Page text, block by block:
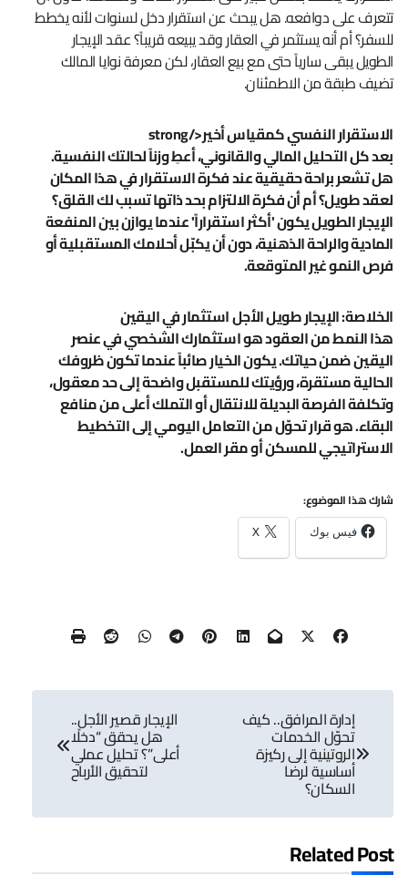
تتعرف على دوافعه. هل يبحث عن استقرار دخل لسنوات لأنه يخطط
للسفر؟ أم أنه يستثمر في العقار وقد يبيعه قريباً؟ عقد الإيجار
الطويل يبقى سارياً حتى مع بيع العقار، لكن معرفة نوايا المالك
تضيف طبقة من الاطمئنان.
الاستقرار النفسي كمقياس أخير</strong
بعد كل التحليل المالي والقانوني، أعطِ وزناً لحالتك النفسية.
هل تشعر براحة حقيقية عند فكرة الاستقرار في هذا المكان
لعقد طويل؟ أم أن فكرة الالتزام بحد ذاتها تسبب لك القلق؟
الإيجار الطويل يكون 'أكثر استقراراً' عندما يوازن بين المنفعة
المادية والراحة الذهنية، دون أن يكبّل أحلامك المستقبلية أو
فرص النمو غير المتوقعة.
الخلاصة: الإيجار طويل الأجل استثمار في اليقين
هذا النمط من العقود هو استثمارك الشخصي في عنصر
اليقين ضمن حياتك. يكون الخيار صائباً عندما تكون ظروفك
الحالية مستقرة، ورؤيتك للمستقبل واضحة إلى حد معقول،
وتكلفة الفرصة البديلة للانتقال أو التملك أعلى من منافع
البقاء. هو قرار تحوّل من التعامل اليومي إلى التخطيط
الاستراتيجي للمسكن أو مقر العمل.
شارك هذا الموضوع:
فيس بوك X
تصفّح
المقالات
إدارة المرافق.. كيف
تحوّل الخدمات
الروتينية إلى ركيزة
أساسية لرضا
السكان؟
الإيجار قصير الأجل..
هل يحقق “دخلًا
أعلى”؟ تحليل عملي
لتحقيق الأرباح
Related Post